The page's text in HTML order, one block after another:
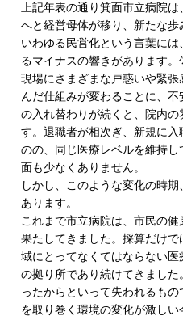
上記年表の通り箕面市立病院は
へと経営母体が移り、新たな歩
いわゆる民営化という言葉に
るマイナスの響きがあります。
現場にさまざまな戸惑いや緊
んだ仕組みが変わることに、
の入れ替わりが続くと、院内
す。退職者が相次ぎ、新規に
のの、同じ医療レベルを維持
面も少なくありません。
しかし、このような変化の時
あります。
これまで市立病院は、市民の
果たしてきました。採算だけ
域にとってなくてはならない
の拠り所であり続けてきまし
ったからといって失われるも
を取り巻く環境の変化が激し